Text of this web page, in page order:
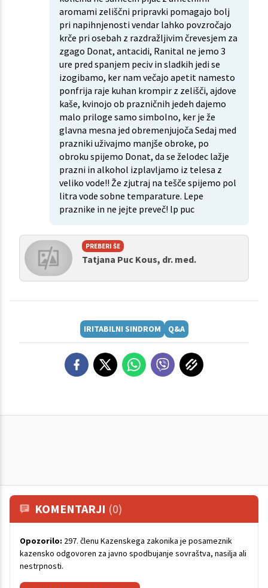
aromami zeliščni pripravki pomagajo bolj
pri napihnjenosti vendar lahko povzročajo
krče pri osebah z razdražljivim črevesjem za
zgago Donat, antacidi, Ranital ne jemo 3
ure pred spanjem peciv in sladkih jedi se
izogibamo, ker nam večajo apetit namesto
ponfrija raje kuhan krompir z zelišči, ajdove
kaše, kvinojo ob prazničnih jedeh dajemo
malo priloge samo simbolno, ker je že
glavna mesna jed obremenjujoča Sedaj med
prazniki uživajmo manjše obroke, po
obroku spijemo Donat, da se želodec lažje
prazni in alkohol izplavljamo iz telesa z
veliko vode!! Že zjutraj na tešče spijemo pol
litra vode sobne temparature. Lepe
praznike in ne jejte preveč! lp puc
PREBERI ŠE
Tatjana Puc Kous, dr. med.
IRITABILNI SINDROM Q&A
KOMENTARJI (0)
Opozorilo: 297. členu Kazenskega zakonika je posameznik
kazensko odgovoren za javno spodbujanje sovraštva, nasilja ali
nestrpnosti.